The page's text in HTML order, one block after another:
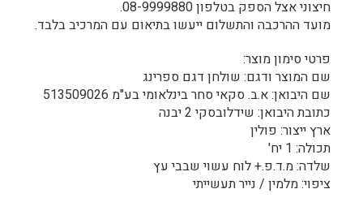
חיצוני אצל הספק בטלפון 08-9999880.
מועד ההרכבה והתשלום ייעשו בתיאום עם המרכיב בלבד.
פרטי סימון מוצר:
שם המוצר ודגם: שולחן דגם ספרינג
שם היבואן: א.ב. סקאי סחר בינלאומי בע"מ 513509026
כתובת היבואן: שידלובסקי 2 יבנה
ארץ ייצור: פולין
תכולה: 1 יח'
שלדה: מ.ד.פ.+ לוח עשוי שבבי עץ
ציפוי: מלמין / נייר תעשייתי